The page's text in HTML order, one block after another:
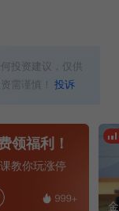
投资建议，仅供
资需谨慎！投诉
领福利！
教你玩涨停